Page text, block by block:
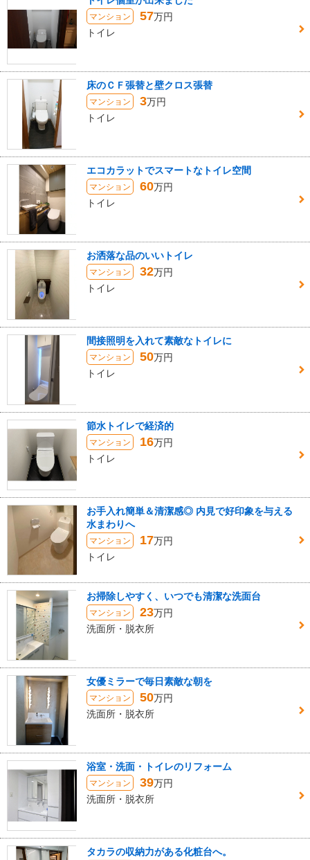
マンション 57万円
トイレ
床のＣＦ張替と壁クロス張替
マンション 3万円
トイレ
エコカラットでスマートなトイレ空間
マンション 60万円
トイレ
お洒落な品のいいトイレ
マンション 32万円
トイレ
間接照明を入れて素敵なトイレに
マンション 50万円
トイレ
節水トイレで経済的
マンション 16万円
トイレ
お手入れ簡単＆清潔感◎ 内見で好印象を与える
水まわりへ
マンション 17万円
トイレ
お掃除しやすく、いつでも清潔な洗面台
マンション 23万円
洗面所・脱衣所
女優ミラーで毎日素敵な朝を
マンション 50万円
洗面所・脱衣所
浴室・洗面・トイレのリフォーム
マンション 39万円
洗面所・脱衣所
タカラの収納力がある化粧台へ。